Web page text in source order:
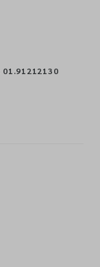
01.91212130